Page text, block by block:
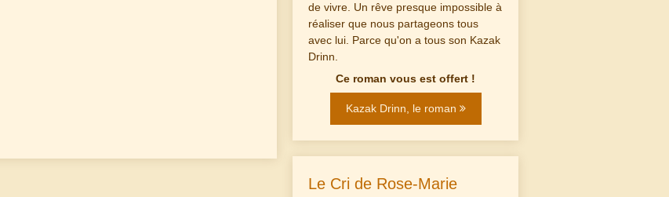
de vivre. Un rêve presque impossible à
réaliser que nous partageons tous
avec lui. Parce qu'on a tous son Kazak
Drinn.
Ce roman vous est offert !
Kazak Drinn, le roman
Le Cri de Rose-Marie